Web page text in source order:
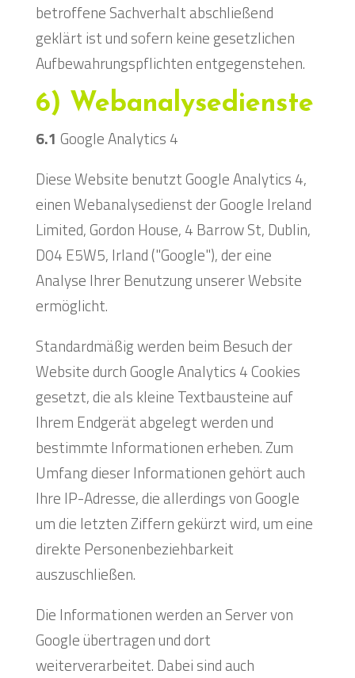
betroffene Sachverhalt abschließend
geklärt ist und sofern keine gesetzlichen
Aufbewahrungspflichten entgegenstehen.
6) Webanalysedienste
6.1 Google Analytics 4
Diese Website benutzt Google Analytics 4,
einen Webanalysedienst der Google Ireland
Limited, Gordon House, 4 Barrow St, Dublin,
D04 E5W5, Irland ("Google"), der eine
Analyse Ihrer Benutzung unserer Website
ermöglicht.
Standardmäßig werden beim Besuch der
Website durch Google Analytics 4 Cookies
gesetzt, die als kleine Textbausteine auf
Ihrem Endgerät abgelegt werden und
bestimmte Informationen erheben. Zum
Umfang dieser Informationen gehört auch
Ihre IP-Adresse, die allerdings von Google
um die letzten Ziffern gekürzt wird, um eine
direkte Personenbeziehbarkeit
auszuschließen.
Die Informationen werden an Server von
Google übertragen und dort
weiterverarbeitet. Dabei sind auch